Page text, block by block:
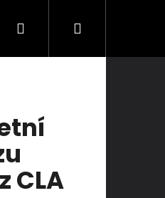
Kontakty
PřihlášeníNákupní
CLA